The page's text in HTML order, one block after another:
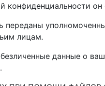
конфиденциальности
переданы
лицам.
данные о